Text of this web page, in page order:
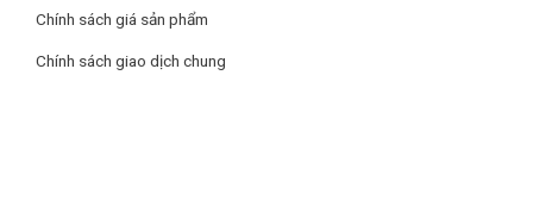
Chính sách giá sản phẩm
Chính sách giao dịch chung